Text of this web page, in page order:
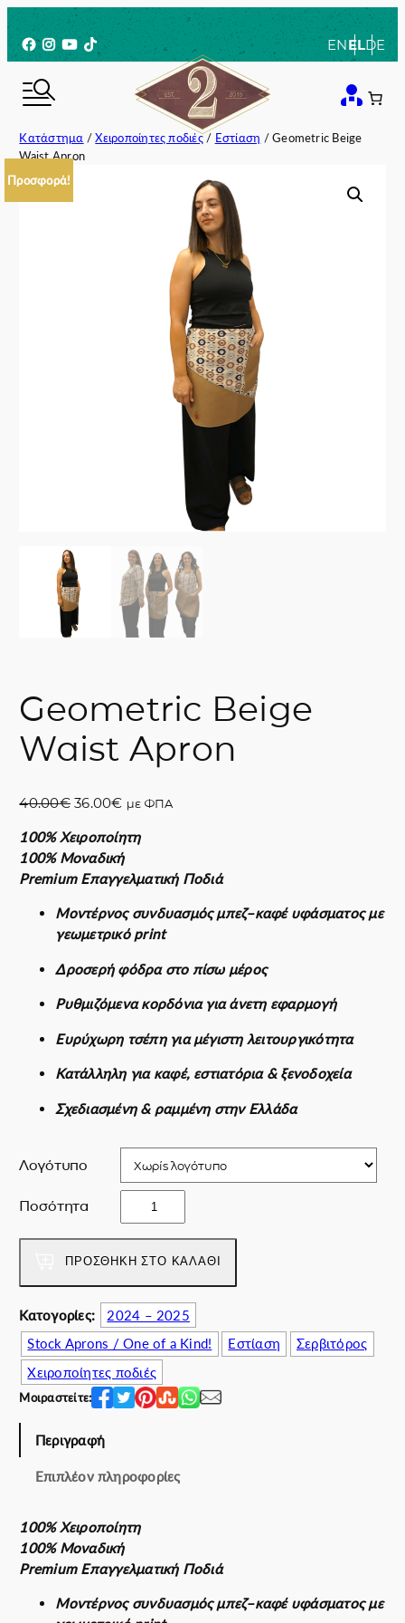
στο
περιεχόμενο
Facebook
Instagram
YouTube
TikTok ENELDE
Κατάστημα /Χειροποίητες ποδιές/ Εστίαση / Geometric Beige
Waist Apron
Προσφορά!
Geometric Beige
Waist Apron
40.00€ O
i
g
i
p
i
e
w
s
0
€
36.00€Η
ρ
έ
χ
υ
α
ι
ή
ε
ν
.
0
€
.
με ΦΠΑ
100% Χειροποίητη
100% Μοναδική
Premium Επαγγελματική Ποδιά
Μοντέρνος συνδυασμός μπεζ–καφέ υφάσματος με
γεωμετρικό print
Δροσερή φόδρα στο πίσω μέρος
Ρυθμιζόμενα κορδόνια για άνετη εφαρμογή
Ευρύχωρη τσέπη για μέγιστη λειτουργικότητα
Κατάλληλη για καφέ, εστιατόρια & ξενοδοχεία
Σχεδιασμένη & ραμμένη στην Ελλάδα
Λογότυπο
Ποσότητα
e
o
m
e
t
r
i
c
B
e
e
i
s
t
p
ΠΡΟΣΘΉΚΗ ΣΤΟ ΚΑΛΆΘΙ
Κατογορίες:
2024 – 2025
Stock Aprons / One of a Kind!
Εστίαση
Σερβιτόρος
Χειροποίητες ποδιές
Μοιραστείτε:
Περιγραφή
Επιπλέον πληροφορίες
100% Χειροποίητη
100% Μοναδική
Premium Επαγγελματική Ποδιά
Μοντέρνος συνδυασμός μπεζ–καφέ υφάσματος με